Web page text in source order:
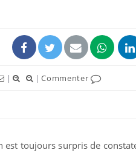
| |Commenter
est toujours surpris de